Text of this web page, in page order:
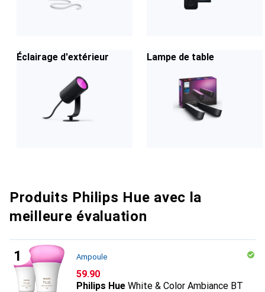
Éclairage d'extérieur Lampe de table
Produits Philips Hue avec la
meilleure évaluation
Ampoule
CHF
59.90
Philips Hue White & Color Ambiance BT